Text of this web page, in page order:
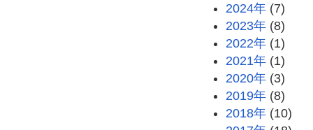
2024年 (7)
2023年 (8)
2022年 (1)
2021年 (1)
2020年 (3)
2019年 (8)
2018年 (10)